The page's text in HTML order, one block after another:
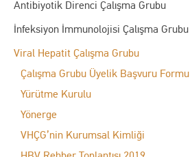
Antibiyotik Direnci Çalışma Grubu
İnfeksiyon İmmunolojisi Çalışma Grubu
Viral Hepatit Çalışma Grubu
Çalışma Grubu Üyelik Başvuru Formu
Yürütme Kurulu
Yönerge
VHÇG’nin Kurumsal Kimliği